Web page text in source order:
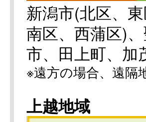
新潟市(北区、
南区、西蒲区)
市、田上町、加
※遠方の場合、遠隔
上越地域